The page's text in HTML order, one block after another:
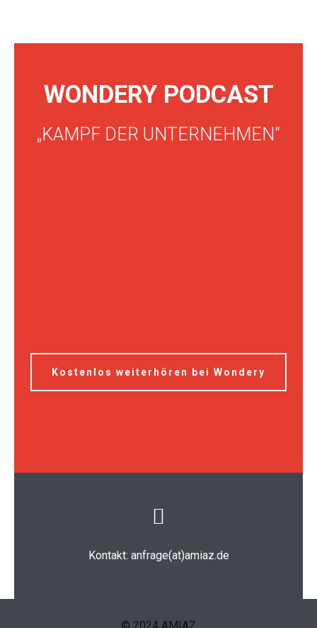
WONDERY PODCAST
„KAMPF DER UNTERNEHMEN“
Kostenlos weiterhören bei Wondery
Kontakt: anfrage(at)amiaz.de